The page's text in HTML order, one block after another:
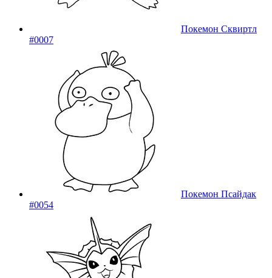
Покемон Сквиртл
#0007
Покемон Псайдак
#0054